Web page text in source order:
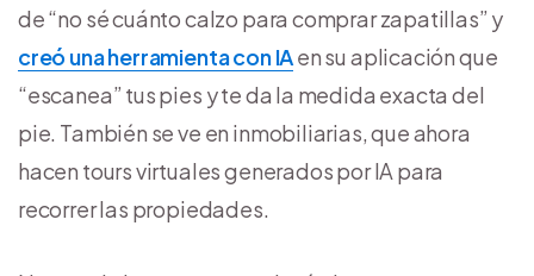
de “no sé cuánto calzo para comprar zapatillas” y
creó una herramienta con IAen su aplicación que
“escanea” tus pies y te da la medida exacta del
pie. También se ve en inmobiliarias, que ahora
hacen tours virtuales generados por IA para
recorrer las propiedades.